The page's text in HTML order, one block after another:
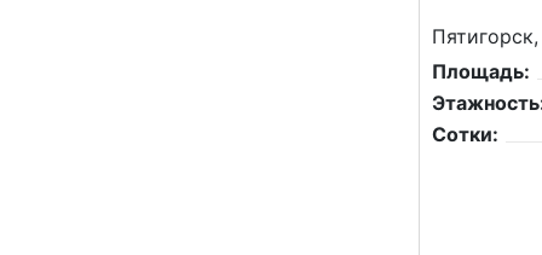
Площадь:
Сотки: